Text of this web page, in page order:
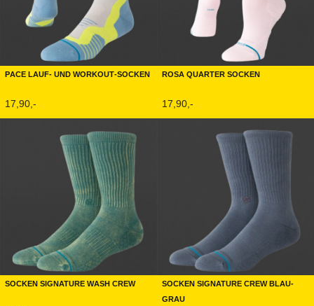
Pace Lauf- und Workout-Socken
17,90,-
Rosa Quarter Socken
17,90,-
Socken Signature Wash Crew
Socken Signature Crew Blau-
Grau